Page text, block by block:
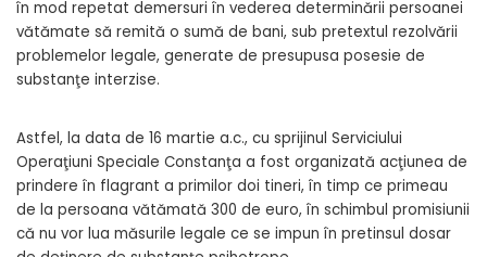
în mod repetat demersuri în vederea determinării persoanei
vătămate să remită o sumă de bani, sub pretextul rezolvării
problemelor legale, generate de presupusa posesie de
substanţe interzise.
Astfel, la data de 16 martie a.c., cu sprijinul Serviciului
Operaţiuni Speciale Constanţa a fost organizată acţiunea de
prindere în flagrant a primilor doi tineri, în timp ce primeau
de la persoana vătămată 300 de euro, în schimbul promisiunii
că nu vor lua măsurile legale ce se impun în pretinsul dosar